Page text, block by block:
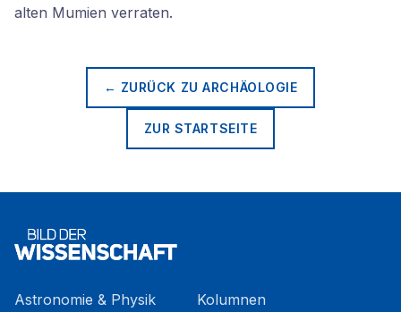
alten Mumien verraten.
← ZURÜCK ZUARCHÄOLOGIE
ZUR STARTSEITE
Astronomie & Physik
Kolumnen